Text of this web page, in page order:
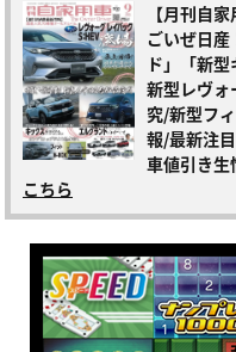
【月刊自
ごいぜ日
ド」「新
新型レヴォ
究/新型フ
報/最新注
車値引き
こちら